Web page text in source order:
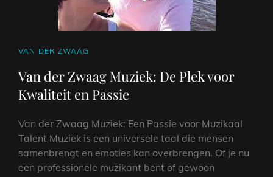
CAT
VAN DER ZWAAG
Van der Zwaag Muziek: De Plek voor
Kwaliteit en Passie
Van der Zwaag Muziek: Een Passie voor Muzikaal
Talent Muziek is een universele taal die mensen
samenbrengt en emoties kan overbrengen. Of je nu
een professionele muzikant bent of gewoon